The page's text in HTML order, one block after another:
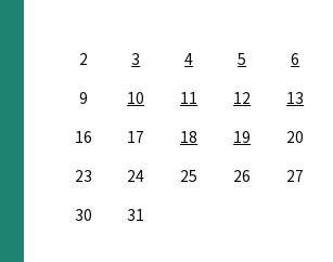
2
3 4 5 6
9
10 11 12 13
16
17 18 19 20
23
24 25 26 27
30
31